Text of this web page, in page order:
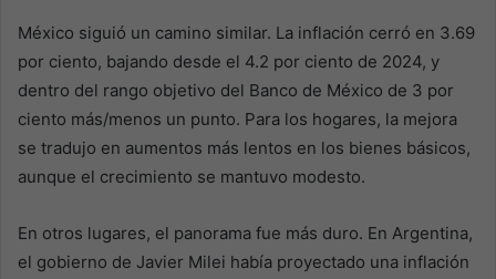
México siguió un camino similar. La inflación cerró en 3.69
por ciento, bajando desde el 4.2 por ciento de 2024, y
dentro del rango objetivo del Banco de México de 3 por
ciento más/menos un punto. Para los hogares, la mejora
se tradujo en aumentos más lentos en los bienes básicos,
aunque el crecimiento se mantuvo modesto.
En otros lugares, el panorama fue más duro. En Argentina,
el gobierno de Javier Milei había proyectado una inflación